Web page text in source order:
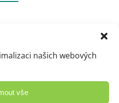
našich webových
vše